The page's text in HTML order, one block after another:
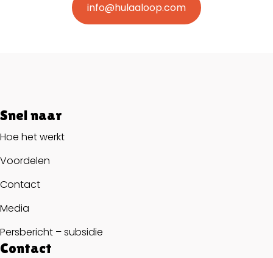
info@hulaaloop.com
Snel naar
Hoe het werkt
Voordelen
Contact
Media
Persbericht – subsidie
Contact